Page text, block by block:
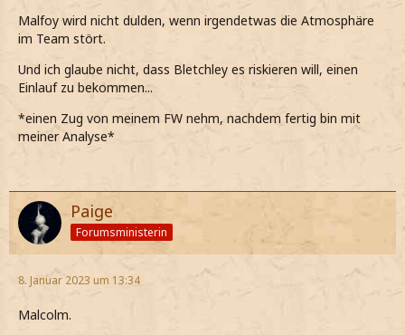
Malfoy wird nicht dulden, wenn irgendetwas die Atmosphäre
im Team stört.
Und ich glaube nicht, dass Bletchley es riskieren will, einen
Einlauf zu bekommen...
*einen Zug von meinem FW nehm, nachdem fertig bin mit
meiner Analyse*
Paige
Forumsministerin
8. Januar 2023 um 13:34
Malcolm.